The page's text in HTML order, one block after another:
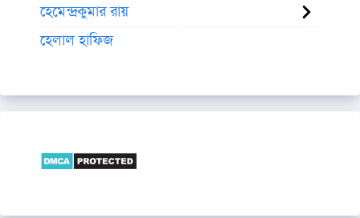
হেমেন্দ্রকুমার রায়
হেলাল হাফিজ